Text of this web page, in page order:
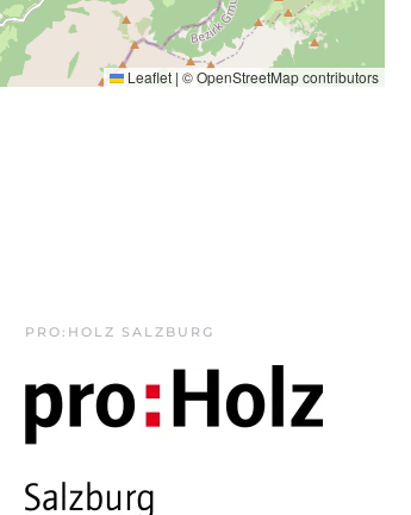
Leaflet | ©OpenStreetMapcontributors
PRO:HOLZ SALZBURG